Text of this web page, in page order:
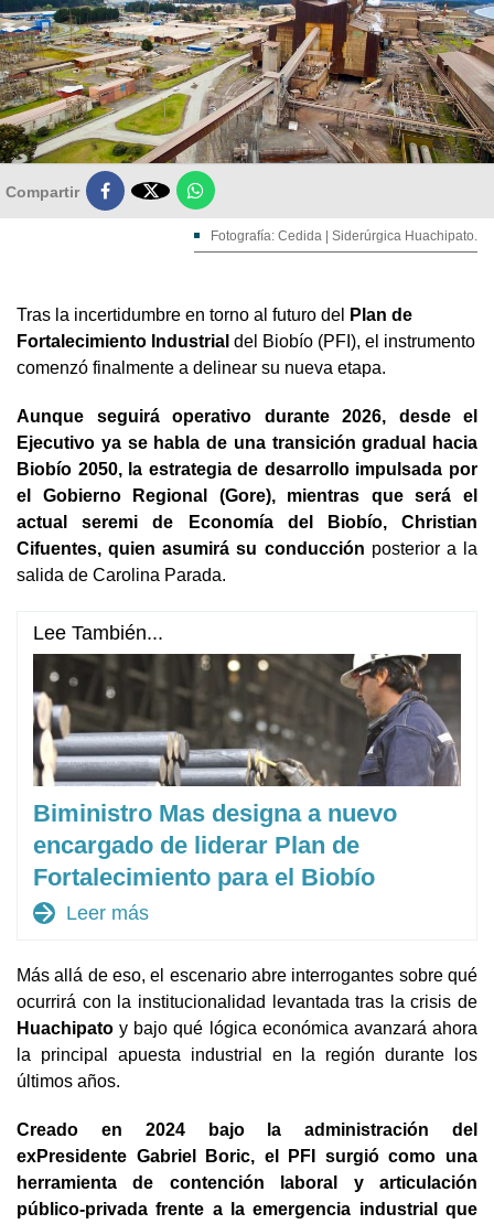
Compartir 
Fotografía: Cedida | Siderúrgica Huachipato.
Tras la incertidumbre en torno al futuro del
Plan de
Fortalecimiento Industrial del Biobío (PFI), el instrumento
comenzó finalmente a delinear su nueva etapa.
Aunque seguirá operativo durante 2026, desde el
Ejecutivo ya se habla de una transición gradual hacia
Biobío 2050, la estrategia de desarrollo impulsada por
el Gobierno Regional (Gore), mientras que será el
actual seremi de Economía del Biobío, Christian
Cifuentes, quien asumirá su conducción posterior a la
salida de Carolina Parada.
Lee También...
Biministro Mas designa a nuevo
encargado de liderar Plan de
Fortalecimiento para el Biobío
arrow_forward Leer más
Más allá de eso, el escenario abre interrogantes sobre qué
ocurrirá con la institucionalidad levantada tras la crisis de
Huachipato y bajo qué lógica económica avanzará ahora
la principal apuesta industrial en la región durante los
últimos años.
Creado en 2024 bajo la administración del
exPresidente Gabriel Boric, el PFI surgió como una
herramienta de contención laboral y articulación
público-privada frente a la emergencia industrial que